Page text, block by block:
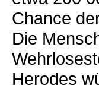
Chance
Die
Herodes